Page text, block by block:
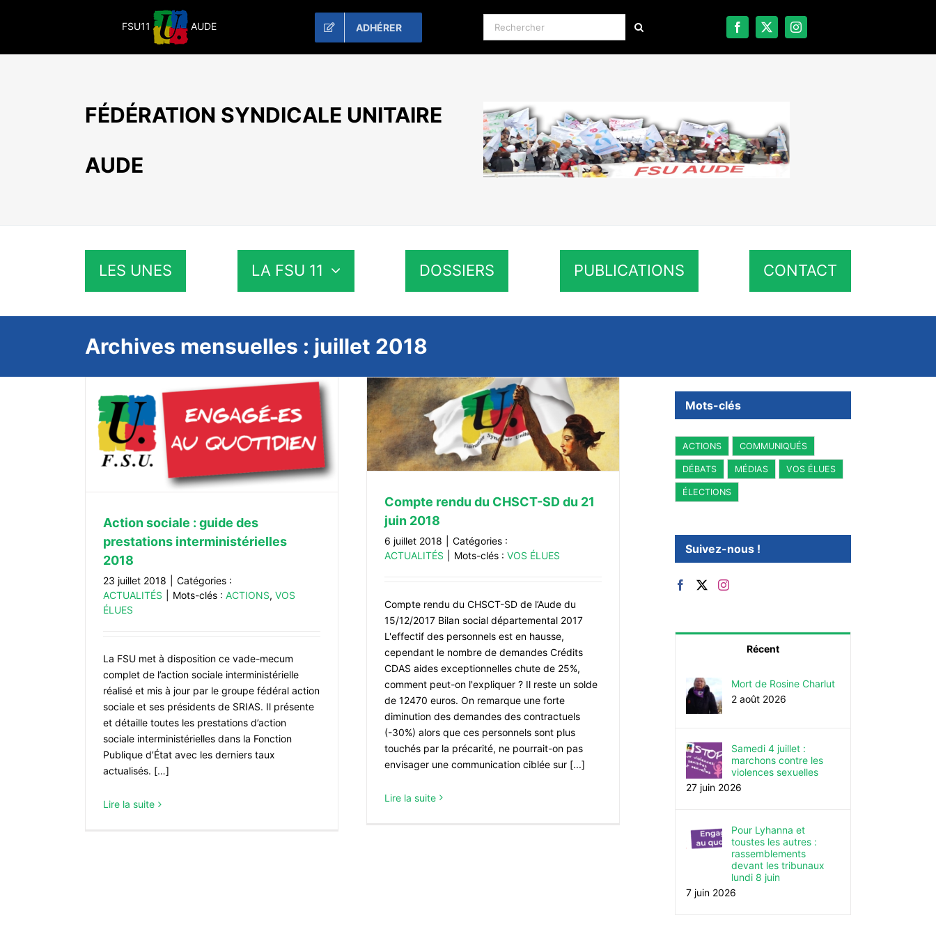
FSU11 AUDE ADHÉRER Rechercher:
FÉDÉRATION SYNDICALE UNITAIRE
AUDE
LES UNES LA FSU 11 DOSSIERS PUBLICATIONS CONTACT
Archives mensuelles : juillet 2018
Action sociale : guide des
prestations interministérielles
2018
23 juillet 2018
Catégories :
ACTUALITÉS
Mots-clés : ACTIONS, VOS
ÉLUES
La FSU met à disposition ce vade-mecum
complet de l’action sociale interministérielle
réalisé et mis à jour par le groupe fédéral action
sociale et ses présidents de SRIAS. Il présente
et détaille toutes les prestations d’action
sociale interministérielles dans la Fonction
Publique d’État avec les derniers taux
actualisés. […]
Lire la suite
Compte rendu du CHSCT-SD du 21 juin
2018
Compte rendu du CHSCT-SD du 21
juin 2018
6 juillet 2018
Catégories :
ACTUALITÉS
Mots-clés : VOS ÉLUES
Compte rendu du CHSCT-SD de l’Aude du
15/12/2017 Bilan social départemental 2017
L'effectif des personnels est en hausse,
cependant le nombre de demandes Crédits
CDAS aides exceptionnelles chute de 25%,
comment peut-on l'expliquer ? Il reste un solde
de 12470 euros. On remarque une forte
diminution des demandes des contractuels
(-30%) alors que ces personnels sont plus
touchés par la précarité, ne pourrait-on pas
envisager une communication ciblée sur [...]
Lire la suite
Mots-clés
ACTIONS COMMUNIQUÉS
DÉBATS MÉDIAS VOS ÉLUES
ÉLECTIONS
Suivez-nous !
Récent
Mort de Rosine Charlut
2 août 2026
Samedi 4 juillet :
marchons contre les
violences sexuelles
27 juin 2026
Pour Lyhanna et
toustes les autres :
rassemblements
devant les tribunaux
lundi 8 juin
7 juin 2026